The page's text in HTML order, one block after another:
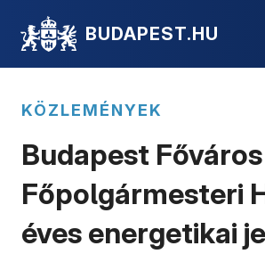
BUDAPEST.HU
KÖZLEMÉNYEK
Budapest Főváros
Főpolgármesteri
éves energetikai